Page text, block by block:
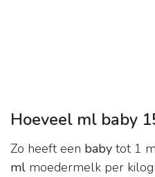
Hoeveel ml baby
Zo heeft een baby tot 1
ml moedermelk per